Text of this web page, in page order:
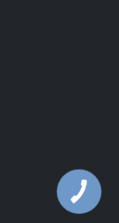
КНОПКА
ЗВ'ЯЗКУ